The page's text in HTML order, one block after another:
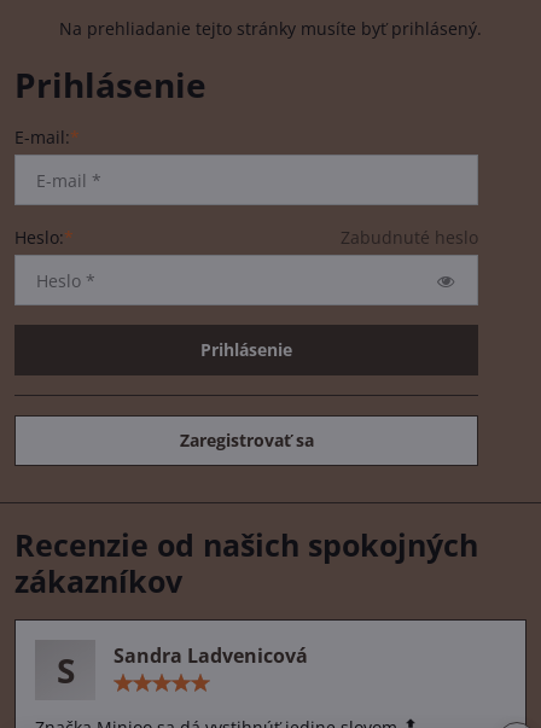
Na prehliadanie tejto stránky musíte byť prihlásený.
Prihlásenie
E-mail:*
Zabudnuté heslo
Heslo:*
Prihlásenie
Zaregistrovať sa
Recenzie od našich spokojných
zákazníkov
S Sandra Ladvenicová